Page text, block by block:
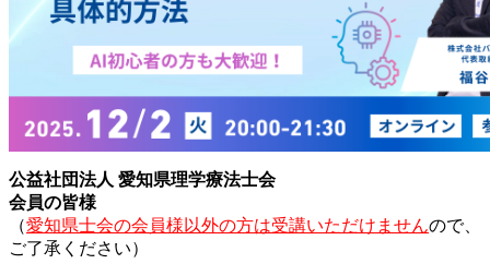
公益社団法人 愛知県理学療法士会
会員の皆様
（愛知県士会の会員様以外の方は受講いただけませんので、
ご了承ください）